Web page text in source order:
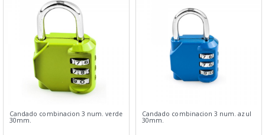
Candado combinacion 3 num. verde
30mm.
Candado combinacion 3 num. azul
30mm.